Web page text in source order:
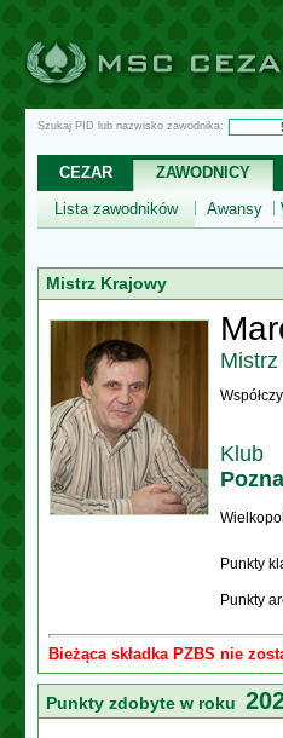
Szukaj PID lub nazwisko zawodnika:
CEZAR ZAWODNICY
Lista zawodników
Awansy
Mistrz Krajowy
Klub
Punkty
Punkty
Bieżąca składka PZBS nie
Punkty zdobyte w roku